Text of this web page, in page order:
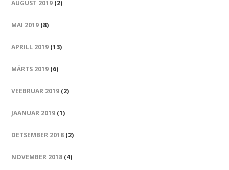
AUGUST 2019 (2)
MAI 2019 (8)
APRILL 2019 (13)
MÄRTS 2019 (6)
VEEBRUAR 2019 (2)
JAANUAR 2019 (1)
DETSEMBER 2018 (2)
NOVEMBER 2018 (4)